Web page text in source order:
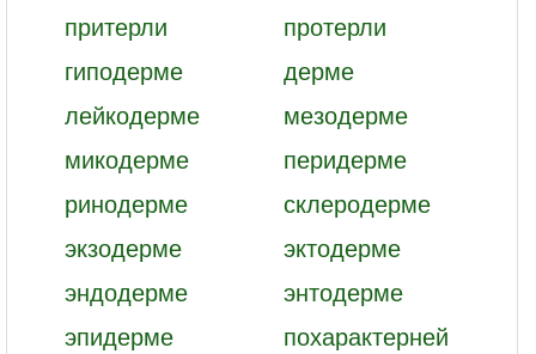
притерли
протерли
гиподерме
дерме
лейкодерме
мезодерме
микодерме
перидерме
ринодерме
склеродерме
экзодерме
эктодерме
эндодерме
энтодерме
эпидерме
похарактерней